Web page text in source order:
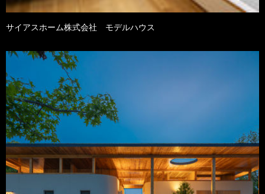
サイアスホーム株式会社 モデルハウス